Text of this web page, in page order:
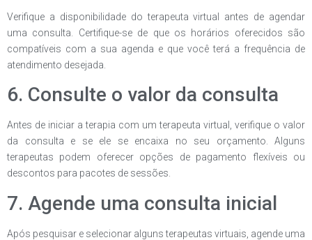
Verifique a disponibilidade do terapeuta virtual antes de agendar
uma consulta. Certifique-se de que os horários oferecidos são
compatíveis com a sua agenda e que você terá a frequência de
atendimento desejada.
6. Consulte o valor da consulta
Antes de iniciar a terapia com um terapeuta virtual, verifique o valor
da consulta e se ele se encaixa no seu orçamento. Alguns
terapeutas podem oferecer opções de pagamento flexíveis ou
descontos para pacotes de sessões.
7. Agende uma consulta inicial
Após pesquisar e selecionar alguns terapeutas virtuais, agende uma